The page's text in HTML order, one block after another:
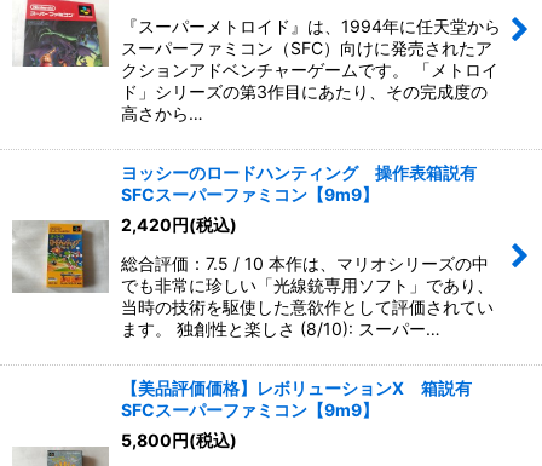
『スーパーメトロイド』は、1994年に任天堂から
スーパーファミコン（SFC）向けに発売されたア
クションアドベンチャーゲームです。 「メトロイ
ド」シリーズの第3作目にあたり、その完成度の
高さから…
ヨッシーのロードハンティング 操作表箱説有
SFCスーパーファミコン【9m9】
2,420円(税込)
総合評価：7.5 / 10 本作は、マリオシリーズの中
でも非常に珍しい「光線銃専用ソフト」であり、
当時の技術を駆使した意欲作として評価されてい
ます。 独創性と楽しさ (8/10): スーパー…
【美品評価価格】レボリューションX 箱説有
SFCスーパーファミコン【9m9】
5,800円(税込)